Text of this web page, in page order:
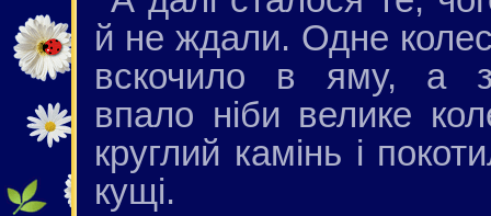
й не ждали. Одне
вскочило в яму, а
впало ніби велике
круглий камінь і
кущі.